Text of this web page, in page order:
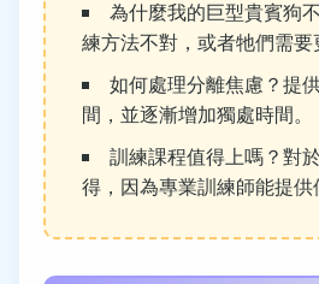
為什麼我的巨型貴賓狗
練方法不對，或者牠們需要
如何處理分離焦慮？提
間，並逐漸增加獨處時間。
訓練課程值得上嗎？對
得，因為專業訓練師能提供